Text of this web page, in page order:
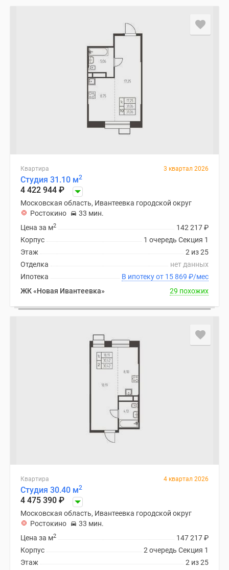
Квартира 3 квартал 2026
Студия 31.10 м2
4 422 944 ₽
Московская область, Ивантеевка городской округ
Ростокино
33 мин.
142 217₽
Цена за м2
1 очередь Секция 1
Корпус
2 из 25
Этаж
нет данных
Отделка
В ипотеку от 15 869 ₽/мес
Ипотека
ЖК «Новая Ивантеевка»
29 похожих
Квартира 4 квартал 2026
Студия 30.40 м2
4 475 390 ₽
Московская область, Ивантеевка городской округ
Ростокино
33 мин.
147 217₽
Цена за м2
2 очередь Секция 1
Корпус
2 из 25
Этаж